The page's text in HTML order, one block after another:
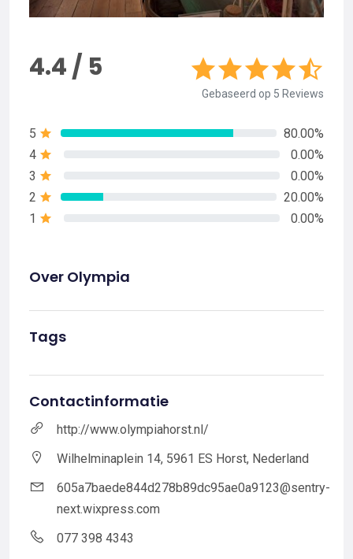
4.4 / 5
Gebaseerd op 5 Reviews
5
80.00%
4
0.00%
3
0.00%
2
20.00%
1
0.00%
Over Olympia
Tags
Contactinformatie
http://www.olympiahorst.nl/
Wilhelminaplein 14, 5961 ES Horst, Nederland
605a7baede844d278b89dc95ae0a9123@sentry-
next.wixpress.com
077 398 4343